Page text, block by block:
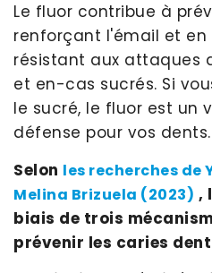
Le fluor contribue à
renforçant l'émail et en
résistant aux attaques
et en-cas sucrés. Si
le sucré, le fluor est un
défense pour vos dents.
Selon les recherches de
Melina Brizuela (2023) ,
biais de trois
prévenir les caries